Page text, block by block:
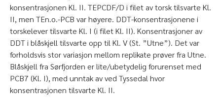
konsentrasjonen Kl. II. TEPCDF/D i filet av torsk tilsvarte Kl.
II, men TEn.o.-PCB var høyere. DDT-konsentrasjonene i
torskelever tilsvarte Kl. I (i filet Kl. II). Konsentrasjoner av
DDT i blåskjell tilsvarte opp til Kl. V (St. ”Utne”). Det var
forholdsvis stor variasjon mellom replikate prøver fra Utne.
Blåskjell fra Sørfjorden er lite/ubetydelig forurenset med
PCB7 (Kl. I), med unntak av ved Tyssedal hvor
konsentrasjonen tilsvarte Kl. II.